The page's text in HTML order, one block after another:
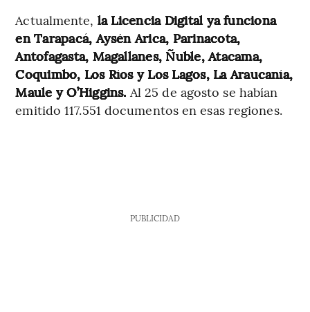
Actualmente, la Licencia Digital ya funciona
en Tarapacá, Aysén Arica, Parinacota,
Antofagasta, Magallanes, Ñuble, Atacama,
Coquimbo, Los Ríos y Los Lagos, La Araucanía,
Maule y O’Higgins. Al 25 de agosto se habían
emitido 117.551 documentos en esas regiones.
PUBLICIDAD